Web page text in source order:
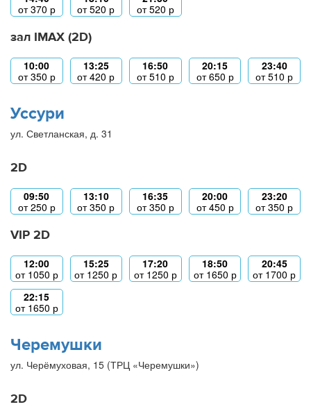
от370 р
от520 р
от520 р
зал IMAX (2D)
10:00
от350 р
13:25
от420 р
16:50
от510 р
20:15
от650 р
23:40
от510 р
Уссури
ул. Светланская, д. 31
2D
09:50
от250 р
13:10
от350 р
16:35
от350 р
20:00
от450 р
23:20
от350 р
VIP 2D
12:00
от 1050 р
15:25
от 1250 р
17:20
от 1250 р
18:50
от 1650 р
20:45
от 1700 р
22:15
от 1650 р
Черемушки
ул. Черёмуховая, 15 (ТРЦ «Черемушки»)
2D